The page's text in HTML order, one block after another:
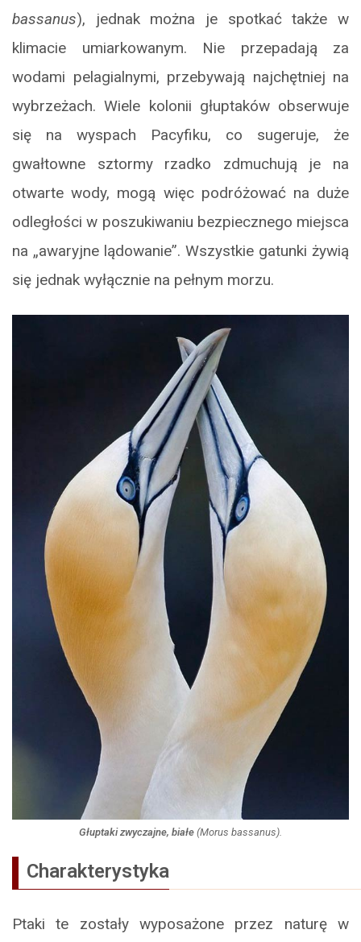
bassanus), jednak można je spotkać także w
klimacie umiarkowanym. Nie przepadają za
wodami pelagialnymi, przebywają najchętniej na
wybrzeżach. Wiele kolonii głuptaków obserwuje
się na wyspach Pacyfiku, co sugeruje, że
gwałtowne sztormy rzadko zdmuchują je na
otwarte wody, mogą więc podróżować na duże
odległości w poszukiwaniu bezpiecznego miejsca
na „awaryjne lądowanie”. Wszystkie gatunki żywią
się jednak wyłącznie na pełnym morzu.
Głuptaki zwyczajne, białe (Morus bassanus).
Charakterystyka
Ptaki te zostały wyposażone przez naturę w